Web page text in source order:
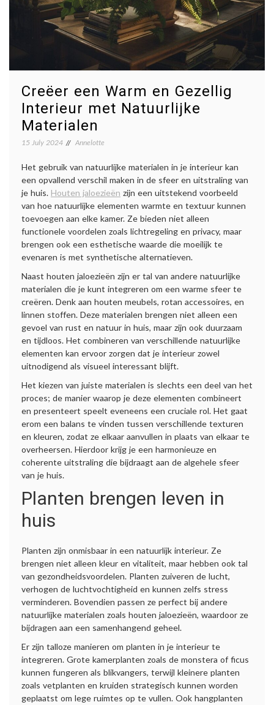
Creëer een Warm en Gezellig
Interieur met Natuurlijke
Materialen
15 July 2024 Annelotte
Het gebruik van natuurlijke materialen in je interieur kan
een opvallend verschil maken in de sfeer en uitstraling van
je huis. Houten jaloezieën zijn een uitstekend voorbeeld
van hoe natuurlijke elementen warmte en textuur kunnen
toevoegen aan elke kamer. Ze bieden niet alleen
functionele voordelen zoals lichtregeling en privacy, maar
brengen ook een esthetische waarde die moeilijk te
evenaren is met synthetische alternatieven.
Naast houten jaloezieën zijn er tal van andere natuurlijke
materialen die je kunt integreren om een warme sfeer te
creëren. Denk aan houten meubels, rotan accessoires, en
linnen stoffen. Deze materialen brengen niet alleen een
gevoel van rust en natuur in huis, maar zijn ook duurzaam
en tijdloos. Het combineren van verschillende natuurlijke
elementen kan ervoor zorgen dat je interieur zowel
uitnodigend als visueel interessant blijft.
Het kiezen van juiste materialen is slechts een deel van het
proces; de manier waarop je deze elementen combineert
en presenteert speelt eveneens een cruciale rol. Het gaat
erom een balans te vinden tussen verschillende texturen
en kleuren, zodat ze elkaar aanvullen in plaats van elkaar te
overheersen. Hierdoor krijg je een harmonieuze en
coherente uitstraling die bijdraagt aan de algehele sfeer
van je huis.
Planten brengen leven in
huis
Planten zijn onmisbaar in een natuurlijk interieur. Ze
brengen niet alleen kleur en vitaliteit, maar hebben ook tal
van gezondheidsvoordelen. Planten zuiveren de lucht,
verhogen de luchtvochtigheid en kunnen zelfs stress
verminderen. Bovendien passen ze perfect bij andere
natuurlijke materialen zoals houten jaloezieën, waardoor ze
bijdragen aan een samenhangend geheel.
Er zijn talloze manieren om planten in je interieur te
integreren. Grote kamerplanten zoals de monstera of ficus
kunnen fungeren als blikvangers, terwijl kleinere planten
zoals vetplanten en kruiden strategisch kunnen worden
geplaatst om lege ruimtes op te vullen. Ook hangplanten